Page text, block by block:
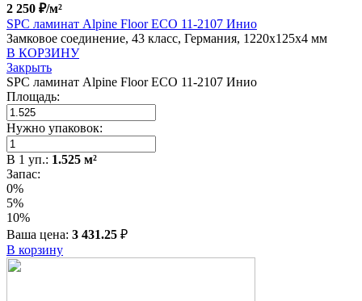
2 250 ₽/м²
SPC ламинат Alpine Floor ECO 11-2107 Инио
Замковое соединение, 43 класс, Германия, 1220x125x4 мм
В КОРЗИНУ
Закрыть
SPC ламинат Alpine Floor ECO 11-2107 Инио
Площадь:
Нужно упаковок:
В 1 уп.: 1.525 м²
Запас:
0%
5%
10%
Ваша цена: 3 431.25 ₽
В корзину